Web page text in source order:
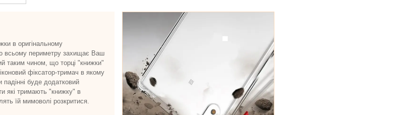
в оригінальному
всьому периметру захищає Ваш
таким чином, що торці "книжки"
фіксатор-тримач в якому
буде додатковий
які тримають "книжку" в
їй мимоволі розкритися.